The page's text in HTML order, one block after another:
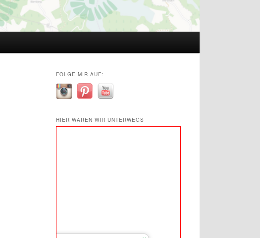
FOLGE MIR AUF:
HIER WAREN WIR UNTERWEGS